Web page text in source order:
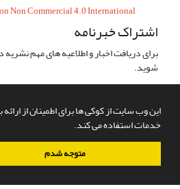
این وب سایت از کوکی ها برای اطمینان از ارائه
خدمات استفاده می کند.
متوجه شدم
Non Commercial 4.0 International
اشتراک خبرنامه
برای دریافت اخبار و اطلاعیه های مهم
شوید.
سامانه مدیریت نشریات علمی.طراحی و